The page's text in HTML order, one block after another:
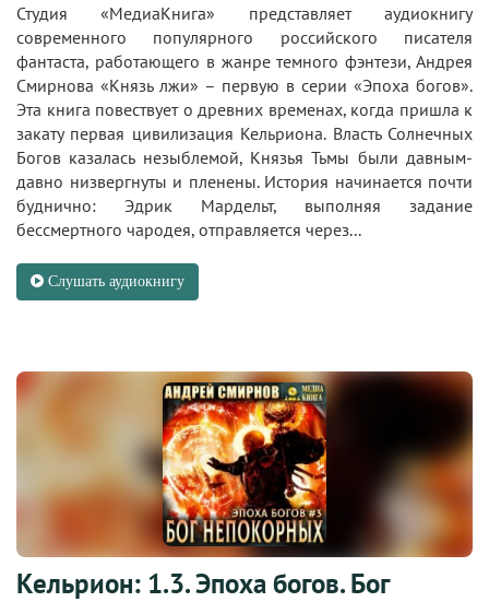
Студия «МедиаКнига» представляет аудиокнигу
современного популярного российского писателя
фантаста, работающего в жанре темного фэнтези, Андрея
Смирнова «Князь лжи» – первую в серии «Эпоха богов».
Эта книга повествует о древних временах, когда пришла к
закату первая цивилизация Кельриона. Власть Солнечных
Богов казалась незыблемой, Князья Тьмы были давным-
давно низвергнуты и пленены. История начинается почти
буднично: Эдрик Мардельт, выполняя задание
бессмертного чародея, отправляется через...
Слушать аудиокнигу
Кельрион: 1.3. Эпоха богов. Бог